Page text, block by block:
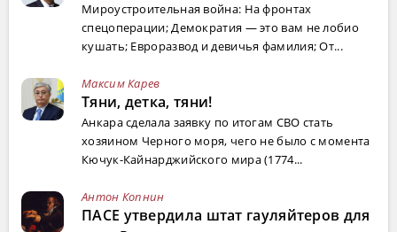
Мироустроительная война: На фронтах
спецоперации; Демократия — это вам не лобио
кушать; Евроразвод и девичья фамилия; От...
Максим Карев
Тяни, детка, тяни!
Анкара сделала заявку по итогам СВО стать
хозяином Черного моря, чего не было с момента
Кючук-Кайнарджийского мира (1774...
Антон Копнин
ПАСЕ утвердила штат гауляйтеров для